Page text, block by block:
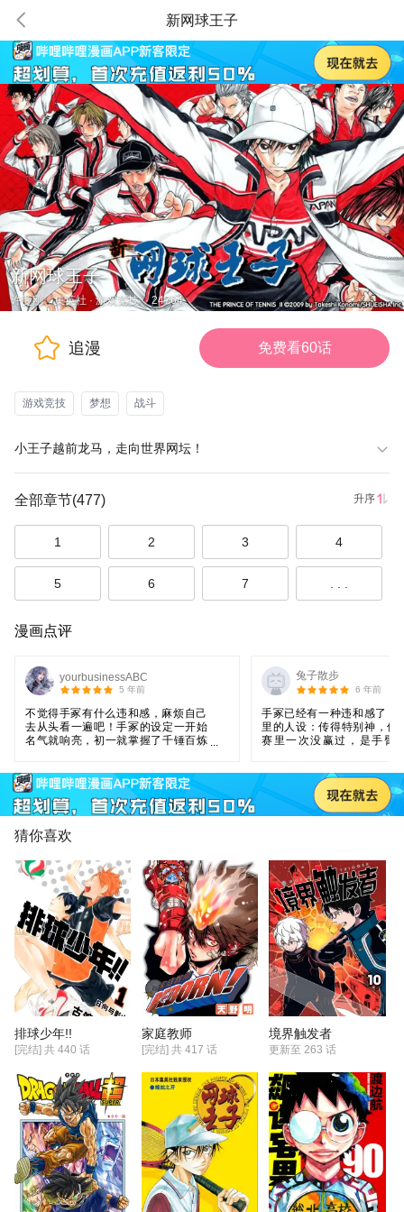
新网球王子
新网球王子
许斐刚、集英社 ·游戏竞技 ·24764
追漫 免费看60话
游戏竞技 梦想 战斗
小王子越前龙马，走向世界网坛！
全部章节(477) 升序
1 2 3 4
5 6 7
漫画点评
yourbusinessABC
5 年前
不觉得手冢有什么违和感，麻烦自己
去从头看一遍吧！手冢的设定一开始
名气就响亮，初一就掌握了千锤百炼
南次郎，葱第一集开始比赛次数几乎
为0！就是传说中的厉害呗，备受职业
选手关注的，名气名声实力都被认
明自己吗？人家去德国经过锻炼实力
手冢，手冢就是这么厉害呀！我一点
也不奇怪幸村会输！手冢才是手好了
之后一直被削呢！手冢就不委屈吗？
呵呵
兔子散步
6 年前
手冢已经有一种违和感了，
里的人设：传得特别神，但
赛里一次没赢过，是手臂
猜你喜欢
排球少年!!
[完结] 共 440 话
家庭教师
[完结] 共417 话
境界触发者
更新至263 话